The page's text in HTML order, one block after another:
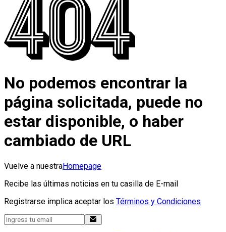
No podemos encontrar la
página solicitada, puede no
estar disponible, o haber
cambiado de URL
Vuelve a nuestraHomepage
Recibe las últimas noticias en tu casilla de E-mail
Registrarse implica aceptar los Términos y Condiciones